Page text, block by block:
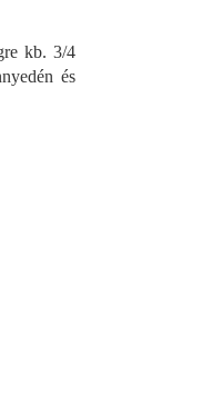
kb. 3/4
és